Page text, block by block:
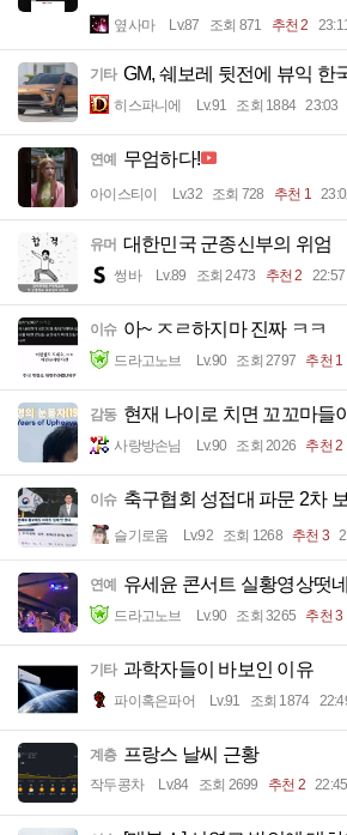
옆사마 Lv.87 조회 871 추천 2 23:11
기타 GM, 쉐보레 뒷전에 뷰익 한
히스파니에 Lv.91 조회 1884 23:03
연예 무엄하다!
아이스티이 Lv.32 조회 728 추천 1
유머 대한민국 군종신부의 위엄
썽바 Lv.89 조회 2473 추천 2 22:57
이슈 아~ ㅈㄹ하지마 진짜 ㅋㅋ
드라고노브 Lv.90 조회 2797 추천 1
감동 현재 나이로 치면 꼬꼬마들
사랑방손님 Lv.90 조회 2026 추천 2
이슈 축구협회 성접대 파문 2차
슬기로움 Lv.92 조회 1268 추천 3
연예 유세윤 콘서트 실황영상떳네
드라고노브 Lv.90 조회 3265 추천 3
기타 과학자들이 바보인 이유
파이혹은파어 Lv.91 조회 1874
계층 프랑스 날씨 근황
작두콩차 Lv.84 조회 2699 추천 2 22:45